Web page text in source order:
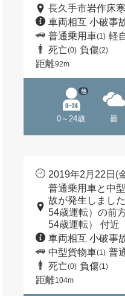
長久手市岩作床
車両相互 小破事
普通乗用車(1) 軽
死亡(0) 負傷(2)
距離92m
0～24歳
他
曇
2019年2月22日(
普通乗用車と中
故が発生しまし
54歳運転）の前
54歳運転） 付近
車両相互 小破事
中型貨物車(1) 普
死亡(0) 負傷(1)
距離104m